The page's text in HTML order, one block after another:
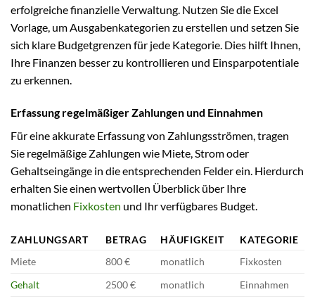
erfolgreiche finanzielle Verwaltung. Nutzen Sie die Excel
Vorlage, um Ausgabenkategorien zu erstellen und setzen Sie
sich klare Budgetgrenzen für jede Kategorie. Dies hilft Ihnen,
Ihre Finanzen besser zu kontrollieren und Einsparpotentiale
zu erkennen.
Erfassung regelmäßiger Zahlungen und Einnahmen
Für eine akkurate Erfassung von Zahlungsströmen, tragen
Sie regelmäßige Zahlungen wie Miete, Strom oder
Gehaltseingänge in die entsprechenden Felder ein. Hierdurch
erhalten Sie einen wertvollen Überblick über Ihre
monatlichen Fixkosten und Ihr verfügbares Budget.
ZAHLUNGSART BETRAG HÄUFIGKEIT
KATEGORIE
Miete
800 € monatlich
Fixkosten
Gehalt
2500 € monatlich
Einnahmen